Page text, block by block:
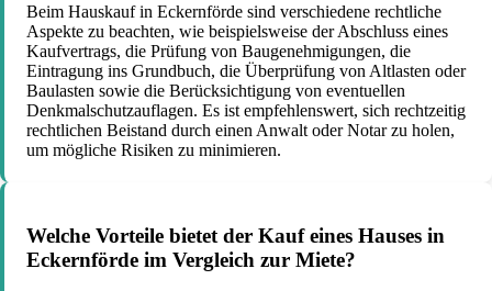
Beim Hauskauf in Eckernförde sind verschiedene rechtliche
Aspekte zu beachten, wie beispielsweise der Abschluss eines
Kaufvertrags, die Prüfung von Baugenehmigungen, die
Eintragung ins Grundbuch, die Überprüfung von Altlasten oder
Baulasten sowie die Berücksichtigung von eventuellen
Denkmalschutzauflagen. Es ist empfehlenswert, sich rechtzeitig
rechtlichen Beistand durch einen Anwalt oder Notar zu holen,
um mögliche Risiken zu minimieren.
Welche Vorteile bietet der Kauf eines Hauses in
Eckernförde im Vergleich zur Miete?